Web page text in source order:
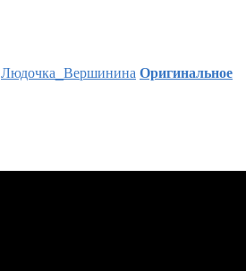
Людочка_Вершинина Оригинальное